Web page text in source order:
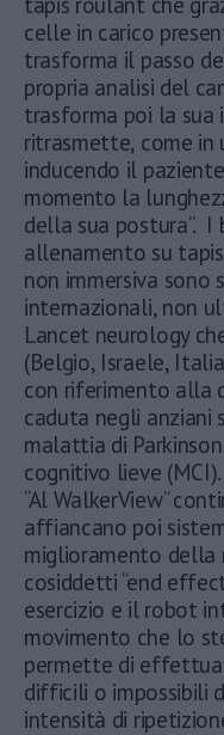
celle in carico
trasforma il passo
propria analisi del
trasforma poi la sua
ritrasmette, come in
inducendo il
momento la
della sua postura”. I
allenamento su
non immersiva sono
internazionali, non
Lancet neurology
(Belgio, Israele,
con riferimento alla
caduta negli
malattia di
cognitivo lieve (MCI).
“Al WalkerView”
affiancano poi
miglioramento della
cosiddetti “end
esercizio e il robot
movimento che lo
permette di
difficili o impossibili
intensità di